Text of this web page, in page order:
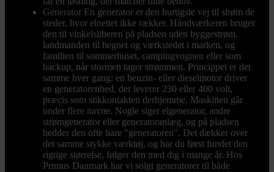
Generator En generator er den hurtigste vej til strøm de
steder, hvor elnettet ikke rækker. Håndværkeren bruger
den til vinkelsliberen på pladsen uden byggestrøm,
landmanden til hegnet og værkstedet i marken, og
familien til sommerhuset, campingvognen eller som
backup, når stormen tager strømmen. Princippet er det
samme hver gang: en benzin- eller dieselmotor driver
en generatorenhed, der leverer 230 eller 400 volt,
præcis som stikkontakten derhjemme. Maskinen går
under flere navne. Nogle siger elgenerator, andre
strømgenerator eller generatoranlæg, og på pladsen
hedder den ofte bare "generatoren". Det dækker over
det samme stykke værktøj, og har du først fundet den
rigtige størrelse, følger den med dig i mange år. Hos
Primus Danmark har vi solgt generatorer til både